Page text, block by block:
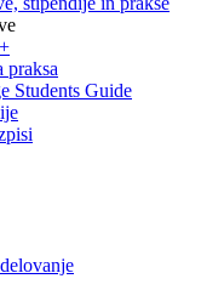
praksa
Students Guide